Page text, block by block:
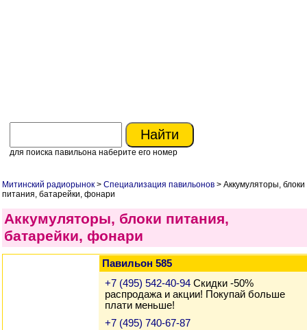
для поиска павильона наберите его номер
Митинский радиорынок > Специализация павильонов > Аккумуляторы, блоки
питания, батарейки, фонари
Аккумуляторы, блоки питания,
батарейки, фонари
Павильон 585
+7 (495) 542-40-94 Скидки -50%
распродажа и акции! Покупай больше
плати меньше!
+7 (495) 740-67-87